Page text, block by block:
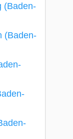
(Baden-
(Baden-